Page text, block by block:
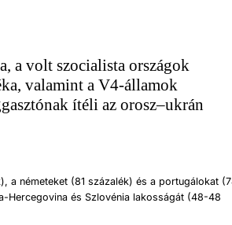
a volt szocialista országok
valamint a V4-államok
ítéli az orosz–ukrán
a németeket (81 százalék) és a portugálokat
Hercegovina és Szlovénia lakosságát (48-48